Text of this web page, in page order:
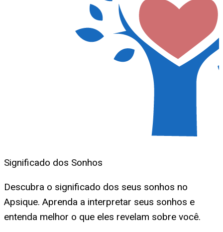
Significado dos Sonhos
Descubra o significado dos seus sonhos no
Apsique. Aprenda a interpretar seus sonhos e
entenda melhor o que eles revelam sobre você.